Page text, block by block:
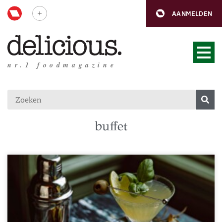
AANMELDEN
nr.1 foodmagazine
buffet